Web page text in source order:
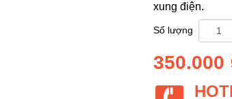
xung điện.
Số lượng
350.000